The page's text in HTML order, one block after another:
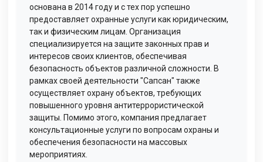
основана в 2014 году и с тех пор успешно
предоставляет охранные услуги как юридическим,
так и физическим лицам. Организация
специализируется на защите законных прав и
интересов своих клиентов, обеспечивая
безопасность объектов различной сложности. В
рамках своей деятельности "Сапсан" также
осуществляет охрану объектов, требующих
повышенного уровня антитеррористической
защиты. Помимо этого, компания предлагает
консультационные услуги по вопросам охраны и
обеспечения безопасности на массовых
мероприятиях.